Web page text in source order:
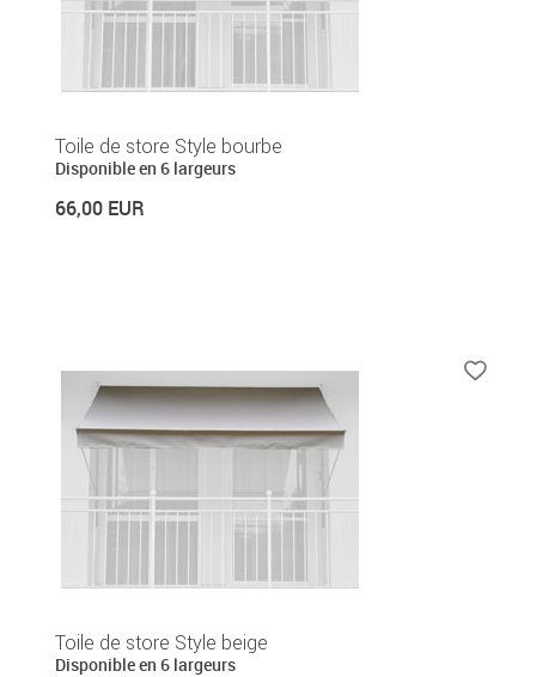
Toile de store Style bourbe
Disponible en 6 largeurs
66,00 EUR
Toile de store Style beige
Disponible en 6 largeurs